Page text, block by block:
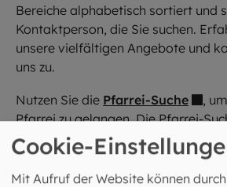
Bereiche alphabetisch sortiert und
Kontaktperson, die Sie suchen.
unsere vielfältigen Angebote und
uns zu.
Nutzen Sie die Pfarrei-Suche
,
Pfarrei zu gelangen. Die Pfarrei-
Pfarrei-Websites befinden sich
System der Erzdiözese. Nach und
neue Website-System integriert.
Cookie-
Mit Aufruf der Website können